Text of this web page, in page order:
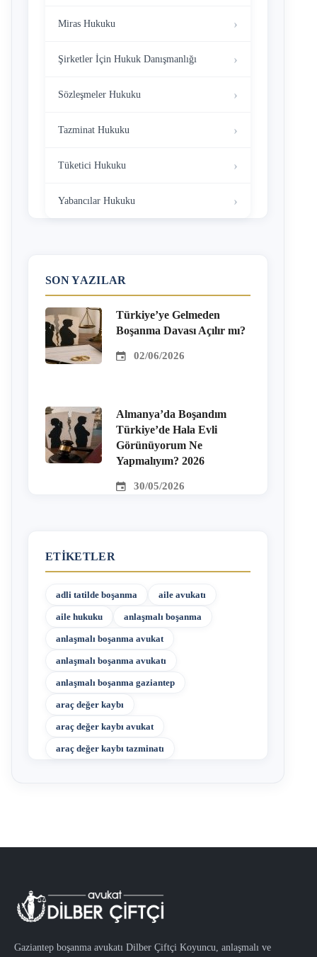
Miras Hukuku
Şirketler İçin Hukuk Danışmanlığı
Sözleşmeler Hukuku
Tazminat Hukuku
Tüketici Hukuku
Yabancılar Hukuku
SON YAZILAR
Türkiye’ye Gelmeden
Boşanma Davası Açılır mı?
02/06/2026
Almanya’da Boşandım
Türkiye’de Hala Evli
Görünüyorum Ne
Yapmalıyım? 2026
30/05/2026
ETIKETLER
adli tatilde boşanma aile avukatı
aile hukuku anlaşmalı boşanma
anlaşmalı boşanma avukat
anlaşmalı boşanma avukatı
anlaşmalı boşanma gaziantep
araç değer kaybı
araç değer kaybı avukat
araç değer kaybı tazminatı
Gaziantep boşanma avukatı Dilber Çiftçi Koyuncu, anlaşmalı ve